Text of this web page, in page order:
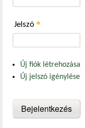
Jelszó *
Új fiók létrehozása
Új jelszó igénylése